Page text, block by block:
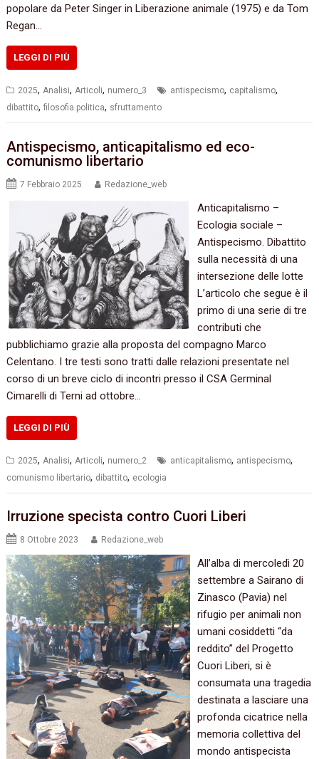
popolare da Peter Singer in Liberazione animale (1975) e da Tom
Regan…
LEGGI DI PIÙ
2025,Analisi,Articoli, numero_3 antispecismo, capitalismo,
dibattito,filosofia politica, sfruttamento
Antispecismo, anticapitalismo ed eco-
comunismo libertario
7 Febbraio 2025 Redazione_web
Anticapitalismo –
Ecologia sociale –
Antispecismo. Dibattito
sulla necessità di una
intersezione delle lotte
L’articolo che segue è il
primo di una serie di tre
contributi che
pubblichiamo grazie alla proposta del compagno Marco
Celentano. I tre testi sono tratti dalle relazioni presentate nel
corso di un breve ciclo di incontri presso il CSA Germinal
Cimarelli di Terni ad ottobre…
LEGGI DI PIÙ
2025, Analisi, Articoli, numero_2 anticapitalismo, antispecismo,
comunismo libertario, dibattito, ecologia
Irruzione specista contro Cuori Liberi
8 Ottobre 2023 Redazione_web
All’alba di mercoledì 20
settembre a Sairano di
Zinasco (Pavia) nel
rifugio per animali non
umani cosiddetti “da
reddito” del Progetto
Cuori Liberi, si è
consumata una tragedia
destinata a lasciare una
profonda cicatrice nella
memoria collettiva del
mondo antispecista